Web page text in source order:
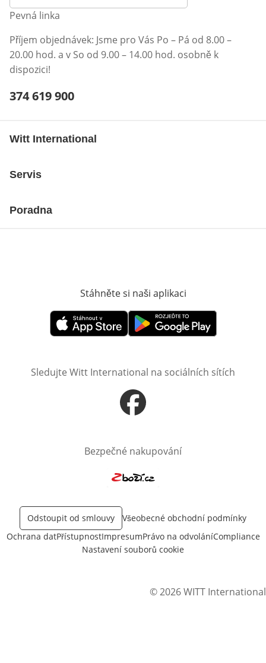
Pevná linka
Příjem objednávek: Jsme pro Vás Po – Pá od 8.00 –
20.00 hod. a v So od 9.00 – 14.00 hod. osobně k
dispozici!
Telefonní číslo:
374 619 900
Witt International
Servis
Poradna
Stáhněte si naši aplikaci
Otevře v novém okněOtevře v novém okně
Sledujte Witt International na sociálních sítích
Otevře v novém okně
Bezpečné nakupování
Odstoupit od smlouvy
Všeobecné obchodní podmínky
Ochrana datPřístupnostImpresumPrávo na odvoláníCompliance
Nastavení souborů cookie
© 2026 WITT International